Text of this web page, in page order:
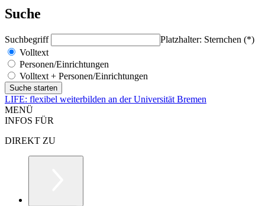
Suche
Suchbegriff
Platzhalter: Sternchen (*)
Volltext
Personen/Einrichtungen
Volltext + Personen/Einrichtungen
LIFE: flexibel weiterbilden an der Universität Bremen
MENÜ
INFOS FÜR
DIREKT ZU